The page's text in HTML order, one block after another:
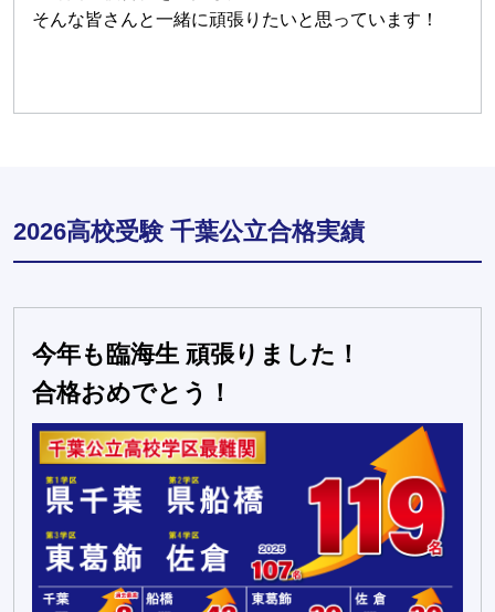
そんな皆さんと一緒に頑張りたいと思っています！
2026高校受験 千葉公立合格実績
今年も臨海生 頑張りました！
合格おめでとう！